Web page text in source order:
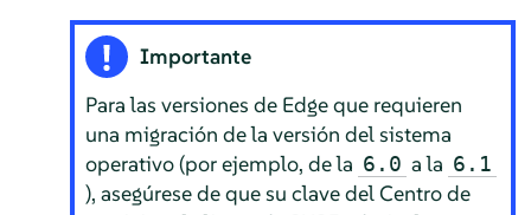
Importante
Para las versiones de Edge que requieren
una migración de la versión del sistema
operativo (por ejemplo, de la 6.0 a la 6.1
), asegúrese de que su clave del Centro de